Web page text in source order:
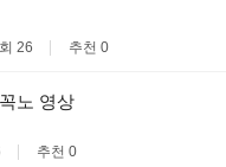
26 추천 0
노 영상
추천 0